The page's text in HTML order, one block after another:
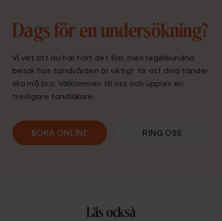
Dags för en undersökning?
Vi vet att du har hört det förr, men regelbundna
besök hos tandvården är viktigt för att dina tänder
ska må bra. Välkommen till oss och upplev en
trevligare tandläkare.
BOKA ONLINE RING OSS
Läs också